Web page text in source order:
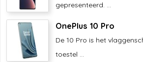
gepresenteerd. ...
OnePlus 10 Pro
De 10 Pro is het
toestel ...